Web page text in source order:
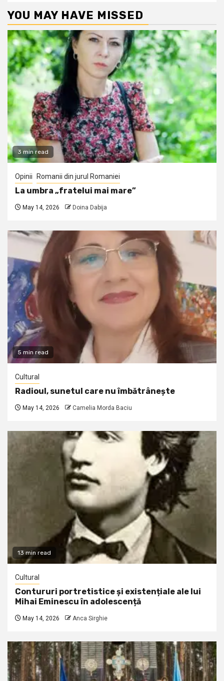
YOU MAY HAVE MISSED
3 min read
Opinii Romanii din jurul Romaniei
La umbra „fratelui mai mare”
May 14, 2026 Doina Dabija
5 min read
Cultural
Radioul, sunetul care nu îmbătrânește
May 14, 2026 Camelia Morda Baciu
13 min read
Cultural
Contururi portretistice și existențiale ale lui
Mihai Eminescu în adolescență
May 14, 2026 Anca Sirghie